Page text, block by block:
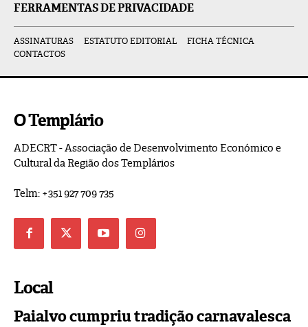
FERRAMENTAS DE PRIVACIDADE
ASSINATURAS ESTATUTO EDITORIAL
FICHA TÉCNICA
CONTACTOS
O Templário
ADECRT - Associação de Desenvolvimento Económico e
Cultural da Região dos Templários
Telm: +351 927 709 735
Local
Paialvo cumpriu tradição carnavalesca